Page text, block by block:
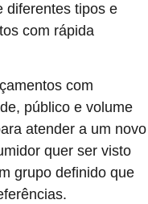
diferentes tipos e
com rápida
com
público e volume
atender a um novo
quer ser visto
grupo definido que